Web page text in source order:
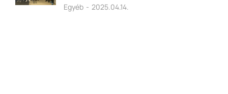
Egyéb 2025.04.14.